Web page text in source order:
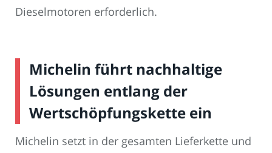
Dieselmotoren erforderlich.
Michelin führt nachhaltige
Lösungen entlang der
Wertschöpfungskette ein
Michelin setzt in der gesamten Lieferkette und